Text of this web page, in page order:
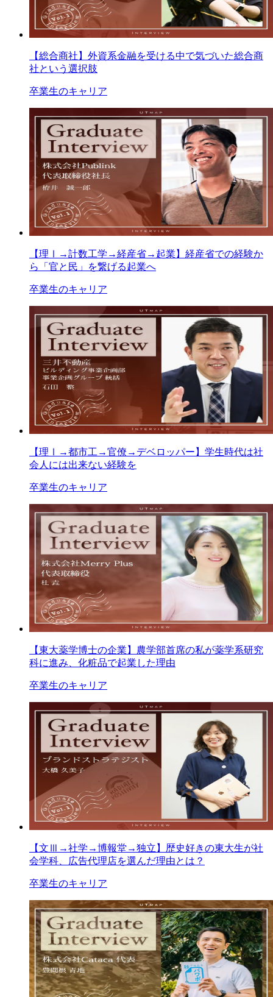
【総合商社】外資系金融を受ける中で気づいた総合商
社という選択肢
卒業生のキャリア
【理Ⅰ→計数工学→経産省→起業】経産省での経験か
ら「官と民」を繋げる起業へ
卒業生のキャリア
【理Ⅰ→都市工→官僚→デベロッパー】学生時代は社
会人には出来ない経験を
卒業生のキャリア
【東大薬学博士の企業】農学部首席の私が薬学系研究
科に進み、化粧品で起業した理由
卒業生のキャリア
【文Ⅲ→社学→博報堂→独立】歴史好きの東大生が社
会学科、広告代理店を選んだ理由とは？
卒業生のキャリア